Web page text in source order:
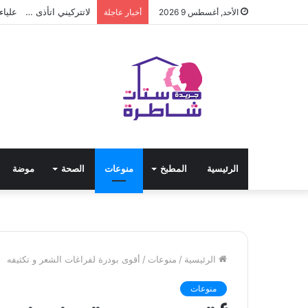
الأحد, أغسطس 9 2026 أخبار عاجلة لاتتركيني اتأذى …
الرئيسية المطبخ منوعات الصحة موضة
الرئيسية / منوعات / أقوى بودرة لفراغات الشعر و تكثيفه
منوعات